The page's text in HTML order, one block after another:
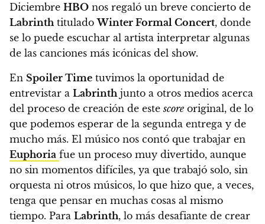
Diciembre HBO nos regaló un breve concierto de
Labrinth tituladoWinter Formal Concert, donde
se lo puede escuchar al artista interpretar algunas
de las canciones más icónicas del show.
En Spoiler Time tuvimos la oportunidad de
entrevistar a Labrinth junto a otros medios acerca
del proceso de creación de estescore original, de lo
que podemos esperar de la segunda entrega y de
mucho más. El músico nos contó que trabajar en
Euphoria fue un proceso muy divertido, aunque
no sin momentos difíciles, ya que trabajó solo, sin
orquesta ni otros músicos, lo que hizo que, a veces,
tenga que pensar en muchas cosas al mismo
tiempo. Para Labrinth, lo más desafiante de crear